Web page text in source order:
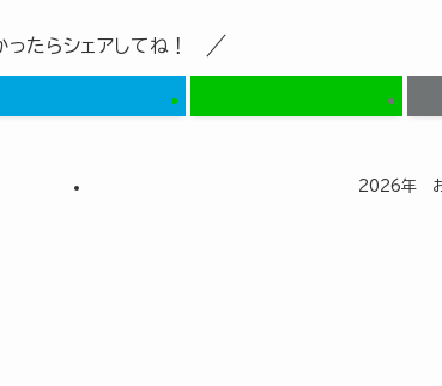
ったらシェアしてね！
2026年 お